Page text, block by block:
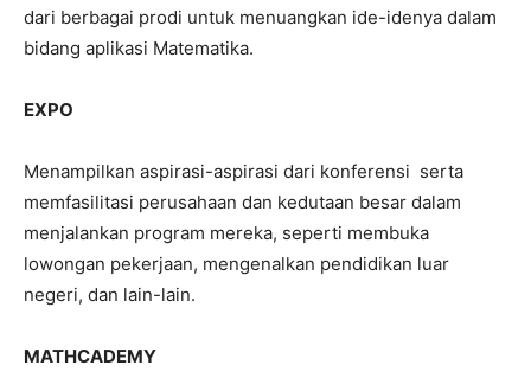
dari berbagai prodi untuk menuangkan ide-idenya dalam
bidang aplikasi Matematika.
EXPO
Menampilkan aspirasi-aspirasi dari konferensi serta
memfasilitasi perusahaan dan kedutaan besar dalam
menjalankan program mereka, seperti membuka
lowongan pekerjaan, mengenalkan pendidikan luar
negeri, dan lain-lain.
MATHCADEMY